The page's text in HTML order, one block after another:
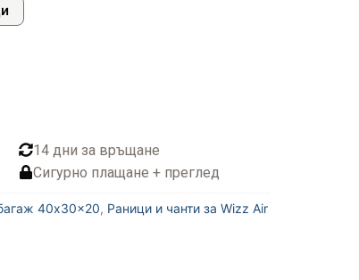
14 дни за връщане
Сигурно плащане + преглед
40x30x20, Раници и чанти за Wizz Air